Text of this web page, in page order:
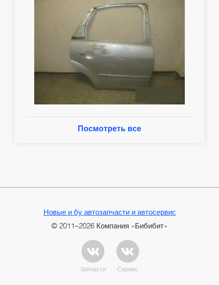
Посмотреть все
Новые и бу автозапчасти и автосервис
© 2011–2026 Компания «Бибибит»
Запчасти Сервис